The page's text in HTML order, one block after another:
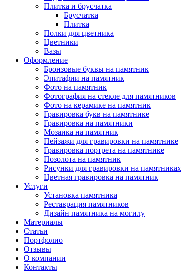
Плитка и брусчатка
Брусчатка
Плитка
Полки для цветника
Цветники
Вазы
Оформление
Бронзовые буквы на памятник
Эпитафии на памятник
Фото на памятник
Фотография на стекле для памятников
Фото на керамике на памятник
Гравировка букв на памятнике
Гравировка на памятники
Мозаика на памятник
Пейзажи для гравировки на памятнике
Гравировка портрета на памятнике
Позолота на памятник
Рисунки для гравировки на памятниках
Цветная гравировка на памятник
Услуги
Установка памятника
Реставрация памятников
Дизайн памятника на могилу
Материалы
Статьи
Портфолио
Отзывы
О компании
Контакты